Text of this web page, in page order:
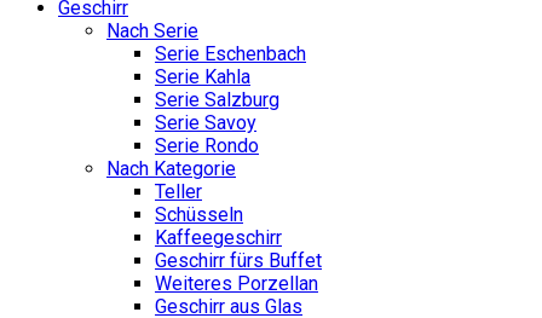
Geschirr
Nach Serie
Serie Eschenbach
Serie Kahla
Serie Salzburg
Serie Savoy
Serie Rondo
Nach Kategorie
Teller
Schüsseln
Kaffeegeschirr
Geschirr fürs Buffet
Weiteres Porzellan
Geschirr aus Glas